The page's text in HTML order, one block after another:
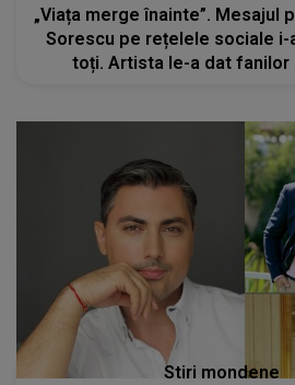
„Viața merge înainte”. Mesajul
Sorescu pe rețelele sociale i-
toți. Artista le-a dat fanilor
Stiri mondene